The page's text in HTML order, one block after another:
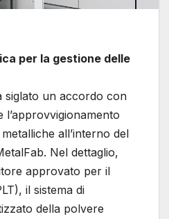
per la gestione delle
siglato un accordo con
all’interno del
Nel dettaglio,
approvato per il
il sistema di
della polvere